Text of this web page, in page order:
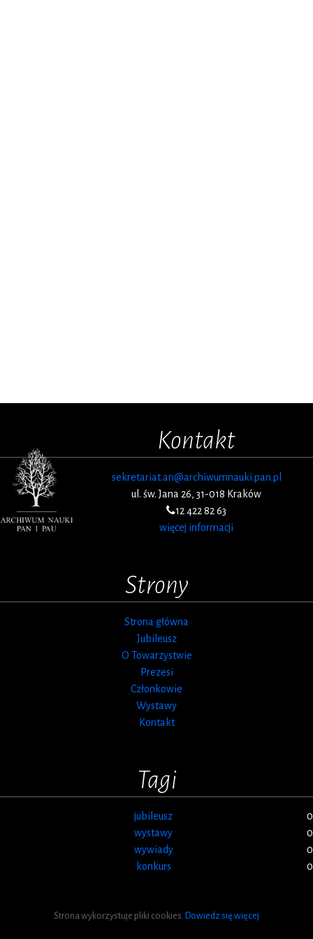
Kontakt
sekretariat.an@archiwumnauki.pan.pl
ul. św. Jana 26, 31-018 Kraków
12 422 82 63
więcej informacji
Strony
Strona główna
Jubileusz
O Towarzystwie
Prezesi
Członkowie
Wystawy
Kontakt
Tagi
jubileusz
0
wystawy
0
wywiady
0
konkurs
0
Strona wykorzystuje pliki cookies. Dowiedz się więcej